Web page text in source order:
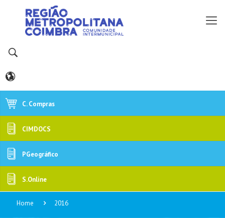
C. Compras
CIMDOCS
PGeográfico
S.Online
Home 2016